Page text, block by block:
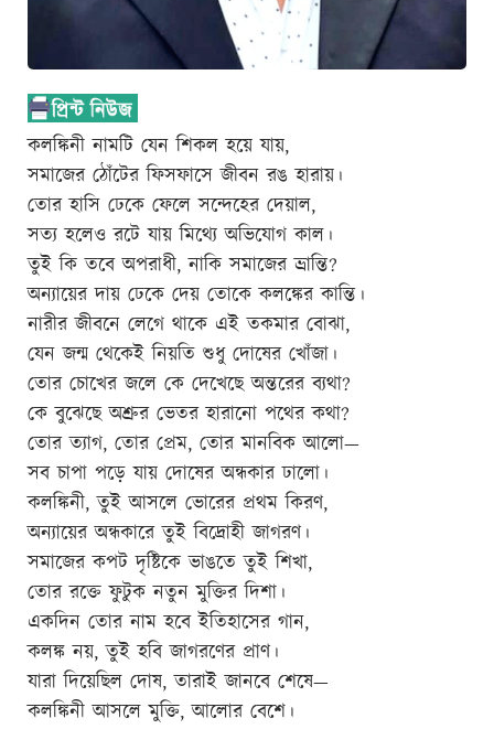
কলঙ্কিনী নামটি যেন শিকল হয়ে যায়,
সমাজের ঠোঁটের ফিসফাসে জীবন রঙ হারায়।
তোর হাসি ঢেকে ফেলে সন্দেহের দেয়াল,
সত্য হলেও রটে যায় মিথ্যে অভিযোগ কাল।
তুই কি তবে অপরাধী, নাকি সমাজের ভ্রান্তি?
অন্যায়ের দায় ঢেকে দেয় তোকে কলঙ্কের কান্তি।
নারীর জীবনে লেগে থাকে এই তকমার বোঝা,
যেন জন্ম থেকেই নিয়তি শুধু দোষের খোঁজা।
তোর চোখের জলে কে দেখেছে অন্তরের ব্যথা?
কে বুঝেছে অশ্রুর ভেতর হারানো পথের কথা?
তোর ত্যাগ, তোর প্রেম, তোর মানবিক আলো—
সব চাপা পড়ে যায় দোষের অন্ধকার ঢালো।
কলঙ্কিনী, তুই আসলে ভোরের প্রথম কিরণ,
অন্যায়ের অন্ধকারে তুই বিদ্রোহী জাগরণ।
সমাজের কপট দৃষ্টিকে ভাঙতে তুই শিখা,
তোর রক্তে ফুটুক নতুন মুক্তির দিশা।
একদিন তোর নাম হবে ইতিহাসের গান,
কলঙ্ক নয়, তুই হবি জাগরণের প্রাণ।
যারা দিয়েছিল দোষ, তারাই জানবে শেষে—
কলঙ্কিনী আসলে মুক্তি, আলোর বেশে।